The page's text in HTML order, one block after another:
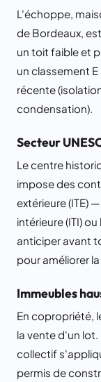
L'échoppe,
de Bordeaux,
un toit faible et
un classement
récente
condensation).
Secteur
Le centre
impose des
extérieure (ITE)
intérieure (ITI)
anticiper avant
pour améliorer
Immeubles
En copropriété,
la vente d'un lot.
collectif
permis de